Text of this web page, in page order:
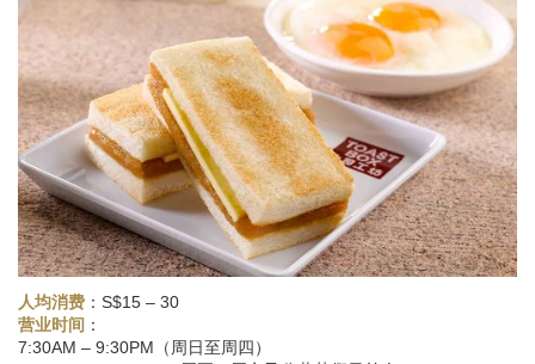
人均消费 ：S$15 – 30
营业时间 ：
7:30AM – 9:30PM（周日至周四）